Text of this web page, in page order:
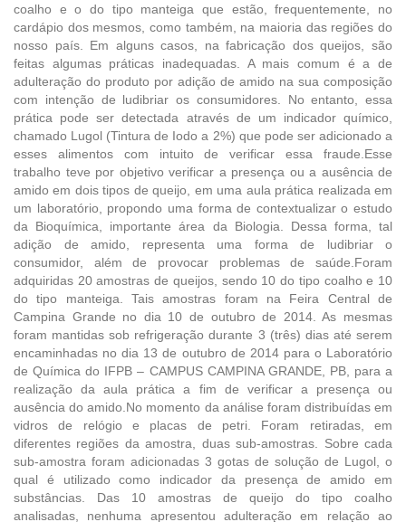
coalho e o do tipo manteiga que estão, frequentemente, no
cardápio dos mesmos, como também, na maioria das regiões do
nosso país. Em alguns casos, na fabricação dos queijos, são
feitas algumas práticas inadequadas. A mais comum é a de
adulteração do produto por adição de amido na sua composição
com intenção de ludibriar os consumidores. No entanto, essa
prática pode ser detectada através de um indicador químico,
chamado Lugol (Tintura de Iodo a 2%) que pode ser adicionado a
esses alimentos com intuito de verificar essa fraude.Esse
trabalho teve por objetivo verificar a presença ou a ausência de
amido em dois tipos de queijo, em uma aula prática realizada em
um laboratório, propondo uma forma de contextualizar o estudo
da Bioquímica, importante área da Biologia. Dessa forma, tal
adição de amido, representa uma forma de ludibriar o
consumidor, além de provocar problemas de saúde.Foram
adquiridas 20 amostras de queijos, sendo 10 do tipo coalho e 10
do tipo manteiga. Tais amostras foram na Feira Central de
Campina Grande no dia 10 de outubro de 2014. As mesmas
foram mantidas sob refrigeração durante 3 (três) dias até serem
encaminhadas no dia 13 de outubro de 2014 para o Laboratório
de Química do IFPB – CAMPUS CAMPINA GRANDE, PB, para a
realização da aula prática a fim de verificar a presença ou
ausência do amido.No momento da análise foram distribuídas em
vidros de relógio e placas de petri. Foram retiradas, em
diferentes regiões da amostra, duas sub-amostras. Sobre cada
sub-amostra foram adicionadas 3 gotas de solução de Lugol, o
qual é utilizado como indicador da presença de amido em
substâncias. Das 10 amostras de queijo do tipo coalho
analisadas, nenhuma apresentou adulteração em relação ao